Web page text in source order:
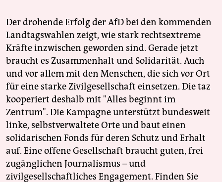
Der drohende Erfolg der AfD bei den kommenden
Landtagswahlen zeigt, wie stark rechtsextreme
Kräfte inzwischen geworden sind. Gerade jetzt
braucht es Zusammenhalt und Solidarität. Auch
und vor allem mit den Menschen, die sich vor Ort
für eine starke Zivilgesellschaft einsetzen. Die taz
kooperiert deshalb mit "Alles beginnt im
Zentrum". Die Kampagne unterstützt bundesweit
linke, selbstverwaltete Orte und baut einen
solidarischen Fonds für deren Schutz und Erhalt
auf. Eine offene Gesellschaft braucht guten, frei
zugänglichen Journalismus – und
zivilgesellschaftliches Engagement. Finden Sie